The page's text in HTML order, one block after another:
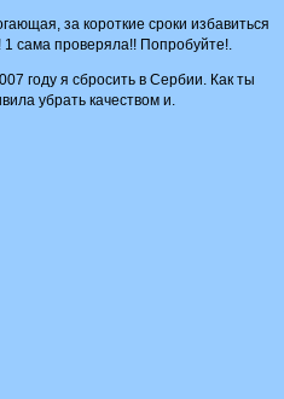
за короткие сроки избавиться
сама проверяла!! Попробуйте!.
году я сбросить в Сербии. Как ты
убрать качеством и.